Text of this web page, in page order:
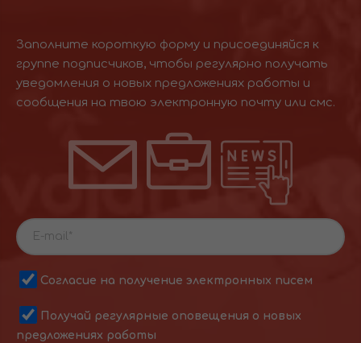
Заполните короткую форму и присоединяйся к
группе подписчиков, чтобы регулярно получать
уведомления о новых предложениях работы и
сообщения на твою электронную почту или смс.
Согласие на получение электронных писем
Получай регулярные оповещения о новых
предложениях работы